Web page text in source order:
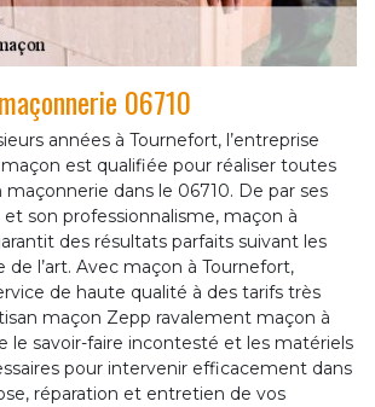
06710
années à Tournefort, l’entreprise
est qualifiée pour réaliser toutes
dans le 06710. De par ses
son professionnalisme, maçon à
des résultats parfaits suivant les
l’art. Avec maçon à Tournefort,
de haute qualité à des tarifs très
maçon Zepp ravalement maçon à
le savoir-faire incontesté et les matériels
pour intervenir efficacement dans
réparation et entretien de vos